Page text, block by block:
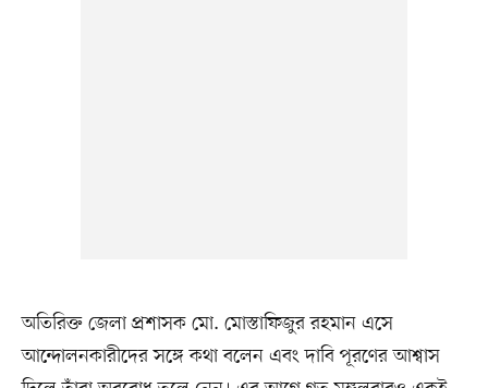
অতিরিক্ত জেলা প্রশাসক মো. মোস্তাফিজুর রহমান এসে
আন্দোলনকারীদের সঙ্গে কথা বলেন এবং দাবি পূরণের আশ্বাস